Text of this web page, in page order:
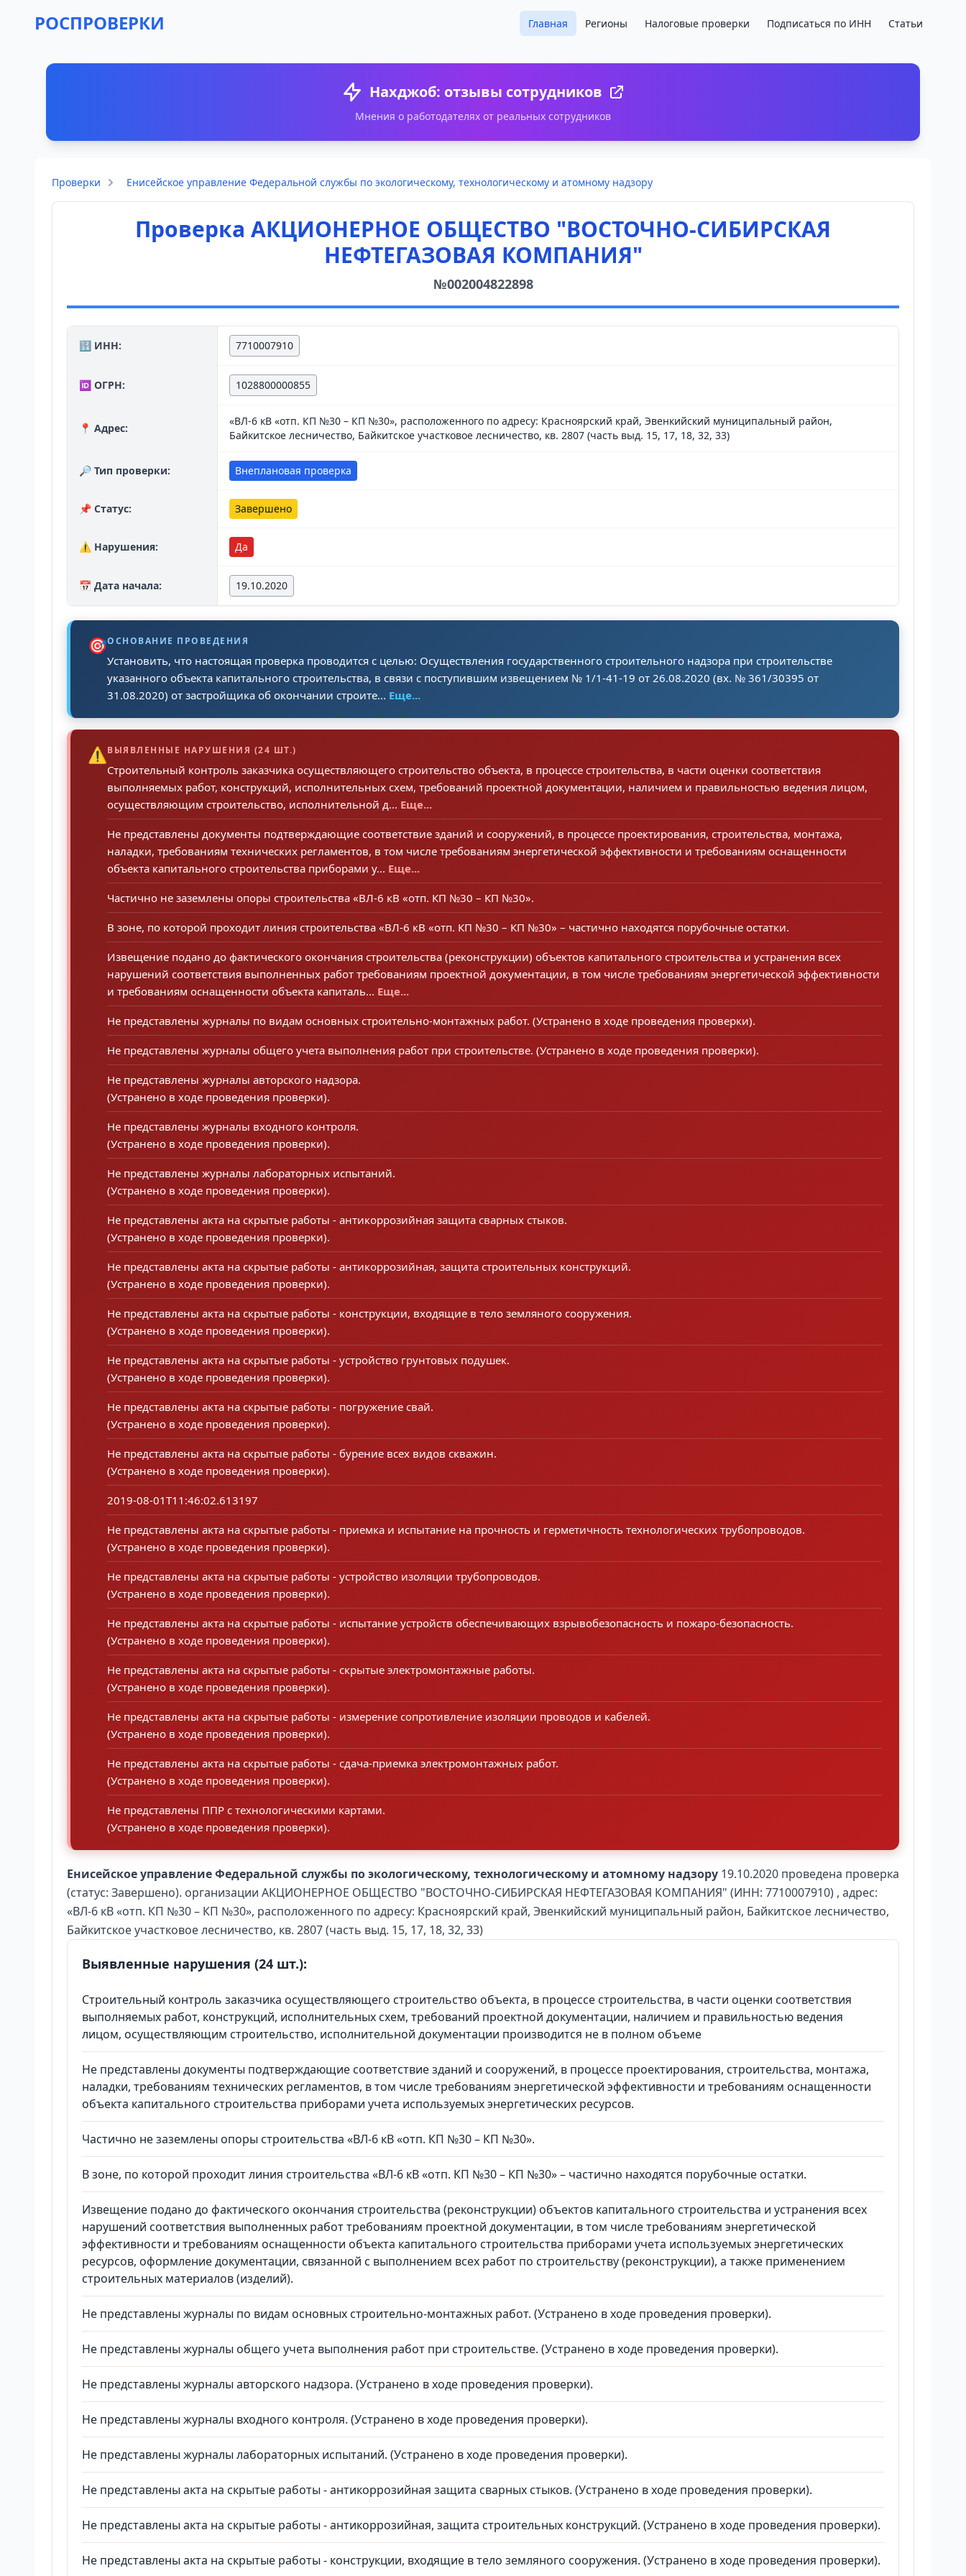
РОСПРОВЕРКИ Главная Регионы Налоговые проверки Подписаться по ИНН Статьи
Нахджоб: отзывы сотрудников
Мнения о работодателях от реальных сотрудников
Проверки Енисейское управление Федеральной службы по экологическому, технологическому и атомному надзору
Проверка АКЦИОНЕРНОЕ ОБЩЕСТВО "ВОСТОЧНО-СИБИРСКАЯ
НЕФТЕГАЗОВАЯ КОМПАНИЯ"
№002004822898
🔢 ИНН: 7710007910
🆔 ОГРН: 1028800000855
📍 Адрес:
«ВЛ-6 кВ «отп. КП №30 – КП №30», расположенного по адресу: Красноярский край, Эвенкийский муниципальный район,
Байкитское лесничество, Байкитское участковое лесничество, кв. 2807 (часть выд. 15, 17, 18, 32, 33)
🔎 Тип проверки: Внеплановая проверка
📌 Статус: Завершено
⚠️ Нарушения: Да
📅 Дата начала: 19.10.2020
🎯ОСНОВАНИЕ ПРОВЕДЕНИЯ
Установить, что настоящая проверка проводится с целью: Осуществления государственного строительного надзора при строительстве
указанного объекта капитального строительства, в связи с поступившим извещением № 1/1-41-19 от 26.08.2020 (вх. № 361/30395 от
31.08.2020) от застройщика об окончании строите... Еще...
⚠️ВЫЯВЛЕННЫЕ НАРУШЕНИЯ (24 ШТ.)
Строительный контроль заказчика осуществляющего строительство объекта, в процессе строительства, в части оценки соответствия
выполняемых работ, конструкций, исполнительных схем, требований проектной документации, наличием и правильностью ведения лицом,
осуществляющим строительство, исполнительной д... Еще...
Не представлены документы подтверждающие соответствие зданий и сооружений, в процессе проектирования, строительства, монтажа,
наладки, требованиям технических регламентов, в том числе требованиям энергетической эффективности и требованиям оснащенности
объекта капитального строительства приборами у... Еще...
Частично не заземлены опоры строительства «ВЛ-6 кВ «отп. КП №30 – КП №30».
В зоне, по которой проходит линия строительства «ВЛ-6 кВ «отп. КП №30 – КП №30» – частично находятся порубочные остатки.
Извещение подано до фактического окончания строительства (реконструкции) объектов капитального строительства и устранения всех
нарушений соответствия выполненных работ требованиям проектной документации, в том числе требованиям энергетической эффективности
и требованиям оснащенности объекта капиталь... Еще...
Не представлены журналы по видам основных строительно-монтажных работ. (Устранено в ходе проведения проверки).
Не представлены журналы общего учета выполнения работ при строительстве. (Устранено в ходе проведения проверки).
Не представлены журналы авторского надзора.
(Устранено в ходе проведения проверки).
Не представлены журналы входного контроля.
(Устранено в ходе проведения проверки).
Не представлены журналы лабораторных испытаний.
(Устранено в ходе проведения проверки).
Не представлены акта на скрытые работы - антикоррозийная защита сварных стыков.
(Устранено в ходе проведения проверки).
Не представлены акта на скрытые работы - антикоррозийная, защита строительных конструкций.
(Устранено в ходе проведения проверки).
Не представлены акта на скрытые работы - конструкции, входящие в тело земляного сооружения.
(Устранено в ходе проведения проверки).
Не представлены акта на скрытые работы - устройство грунтовых подушек.
(Устранено в ходе проведения проверки).
Не представлены акта на скрытые работы - погружение свай.
(Устранено в ходе проведения проверки).
Не представлены акта на скрытые работы - бурение всех видов скважин.
(Устранено в ходе проведения проверки).
2019-08-01T11:46:02.613197
Не представлены акта на скрытые работы - приемка и испытание на прочность и герметичность технологических трубопроводов.
(Устранено в ходе проведения проверки).
Не представлены акта на скрытые работы - устройство изоляции трубопроводов.
(Устранено в ходе проведения проверки).
Не представлены акта на скрытые работы - испытание устройств обеспечивающих взрывобезопасность и пожаро-безопасность.
(Устранено в ходе проведения проверки).
Не представлены акта на скрытые работы - скрытые электромонтажные работы.
(Устранено в ходе проведения проверки).
Не представлены акта на скрытые работы - измерение сопротивление изоляции проводов и кабелей.
(Устранено в ходе проведения проверки).
Не представлены акта на скрытые работы - сдача-приемка электромонтажных работ.
(Устранено в ходе проведения проверки).
Не представлены ППР с технологическими картами.
(Устранено в ходе проведения проверки).
Енисейское управление Федеральной службы по экологическому, технологическому и атомному надзору 19.10.2020 проведена проверка
(статус: Завершено). организации АКЦИОНЕРНОЕ ОБЩЕСТВО "ВОСТОЧНО-СИБИРСКАЯ НЕФТЕГАЗОВАЯ КОМПАНИЯ" (ИНН: 7710007910) , адрес:
«ВЛ-6 кВ «отп. КП №30 – КП №30», расположенного по адресу: Красноярский край, Эвенкийский муниципальный район, Байкитское лесничество,
Байкитское участковое лесничество, кв. 2807 (часть выд. 15, 17, 18, 32, 33)
Выявленные нарушения (24 шт.):
Строительный контроль заказчика осуществляющего строительство объекта, в процессе строительства, в части оценки соответствия
выполняемых работ, конструкций, исполнительных схем, требований проектной документации, наличием и правильностью ведения
лицом, осуществляющим строительство, исполнительной документации производится не в полном объеме
Не представлены документы подтверждающие соответствие зданий и сооружений, в процессе проектирования, строительства, монтажа,
наладки, требованиям технических регламентов, в том числе требованиям энергетической эффективности и требованиям оснащенности
объекта капитального строительства приборами учета используемых энергетических ресурсов.
Частично не заземлены опоры строительства «ВЛ-6 кВ «отп. КП №30 – КП №30».
В зоне, по которой проходит линия строительства «ВЛ-6 кВ «отп. КП №30 – КП №30» – частично находятся порубочные остатки.
Извещение подано до фактического окончания строительства (реконструкции) объектов капитального строительства и устранения всех
нарушений соответствия выполненных работ требованиям проектной документации, в том числе требованиям энергетической
эффективности и требованиям оснащенности объекта капитального строительства приборами учета используемых энергетических
ресурсов, оформление документации, связанной с выполнением всех работ по строительству (реконструкции), а также применением
строительных материалов (изделий).
Не представлены журналы по видам основных строительно-монтажных работ. (Устранено в ходе проведения проверки).
Не представлены журналы общего учета выполнения работ при строительстве. (Устранено в ходе проведения проверки).
Не представлены журналы авторского надзора. (Устранено в ходе проведения проверки).
Не представлены журналы входного контроля. (Устранено в ходе проведения проверки).
Не представлены журналы лабораторных испытаний. (Устранено в ходе проведения проверки).
Не представлены акта на скрытые работы - антикоррозийная защита сварных стыков. (Устранено в ходе проведения проверки).
Не представлены акта на скрытые работы - антикоррозийная, защита строительных конструкций. (Устранено в ходе проведения проверки).
Не представлены акта на скрытые работы - конструкции, входящие в тело земляного сооружения. (Устранено в ходе проведения проверки).